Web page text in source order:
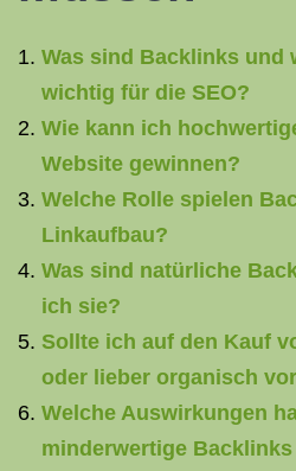
Was sind Backlinks und
wichtig für die SEO?
Wie kann ich
Website gewinnen?
Welche Rolle spielen
Linkaufbau?
Was sind natürliche
ich sie?
Sollte ich auf den Kauf
oder lieber organisch
Welche Auswirkungen
minderwertige